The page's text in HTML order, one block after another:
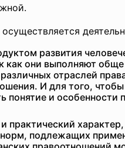
развития
как они выполняют
отраслей
И для того,
понятие и
подлежащих